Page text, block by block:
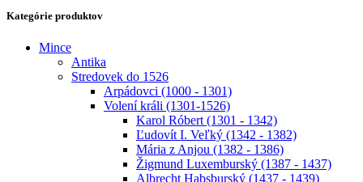
Kategórie produktov
Mince
Antika
Stredovek do 1526
Arpádovci (1000 - 1301)
Volení králi (1301-1526)
Karol Róbert (1301 - 1342)
Ľudovít I. Veľký (1342 - 1382)
Mária z Anjou (1382 - 1386)
Žigmund Luxemburský (1387 - 1437)
Albrecht Habsburský (1437 - 1439)